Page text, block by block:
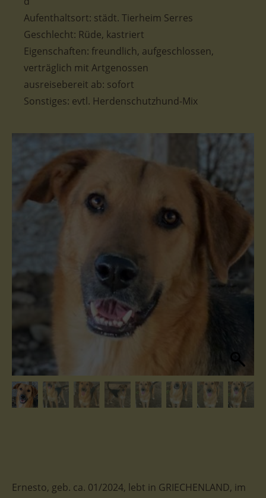
Aufenthaltsort: städt. Tierheim Serres
Geschlecht: Rüde, kastriert
Eigenschaften: freundlich, aufgeschlossen,
verträglich mit Artgenossen
ausreisebereit ab: sofort
Sonstiges: evtl. Herdenschutzhund-Mix
Ernesto, geb. ca. 01/2024, lebt in GRIECHENLAND, im